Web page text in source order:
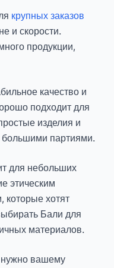
крупных заказов
и скорости.
продукции,
качество и
подходит для
изделия и
большими партиями.
для небольших
этическим
хотят
Бали для
материалов.
нужно вашему